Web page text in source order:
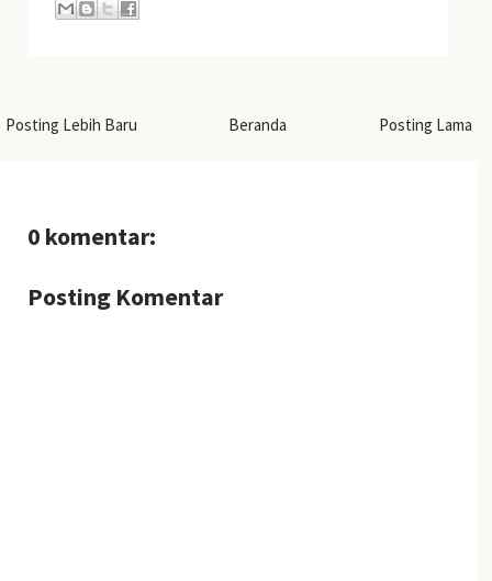
Posting Lebih Baru Posting Lama
Beranda
0 komentar:
Posting Komentar